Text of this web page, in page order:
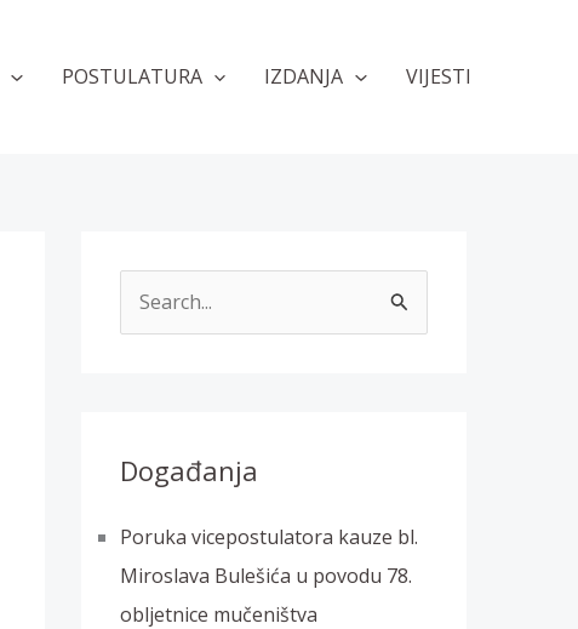
POSTULATURA IZDANJA VIJESTI
r
Događanja
Poruka vicepostulatora kauze bl.
Miroslava Bulešića u povodu 78.
obljetnice mučeništva